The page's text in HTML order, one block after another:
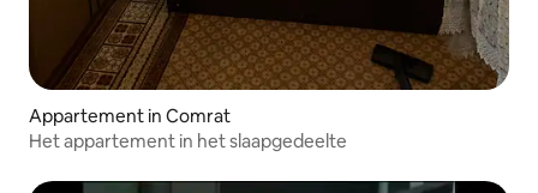
Appartement in Comrat
Het appartement in het slaapgedeelte